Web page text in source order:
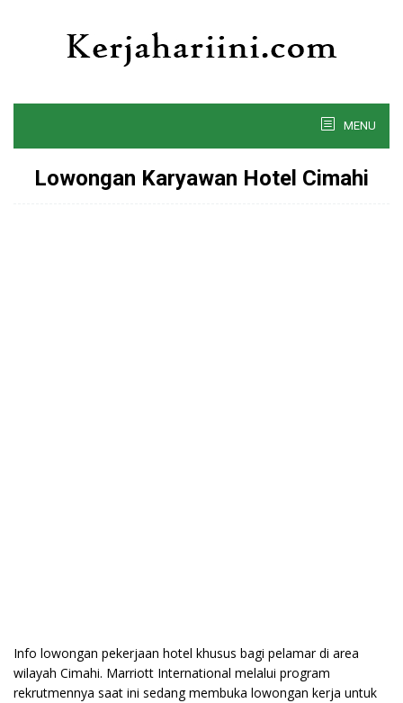
MENU
Lowongan Karyawan Hotel Cimahi
Info lowongan pekerjaan hotel khusus bagi pelamar di area
wilayah Cimahi. Marriott International melalui program
rekrutmennya saat ini sedang membuka lowongan kerja untuk